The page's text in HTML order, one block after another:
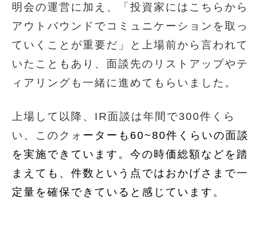
明会の運営に加え、「投資家にはこちらから
アウトバウンドでコミュニケーションを取っ
ていくことが重要だ」と上場前から言われて
いたこともあり、面談先のリストアップやテ
ィアリングも一緒に進めてもらいました。
上場して以降、IR面談は年間で300件くら
い、このクォ ーターも60~80件くらいの面談
を実施できています。今の時価総額などを踏
まえても、件数という点ではおかげさまで一
定量を確保できていると感じています。